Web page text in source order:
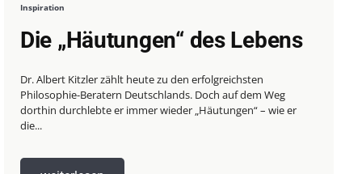
Inspiration
Die „Häutungen“ des Lebens
Dr. Albert Kitzler zählt heute zu den erfolgreichsten
Philosophie-Beratern Deutschlands. Doch auf dem Weg
dorthin durchlebte er immer wieder „Häutungen“ – wie er
die...